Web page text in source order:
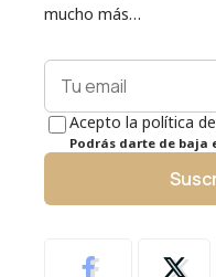
mucho más…
Acepto la política
Podrás darte de